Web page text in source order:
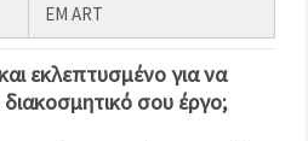
EM ART
εκλεπτυσμένο για να
σου έργο;